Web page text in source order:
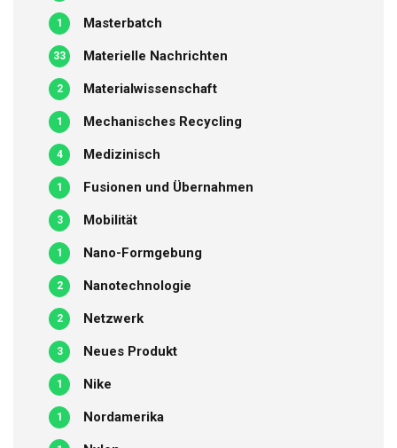
Masterbatch
1
Materielle Nachrichten
33
Materialwissenschaft
2
Mechanisches Recycling
1
Medizinisch
4
Fusionen und Übernahmen
1
Mobilität
3
Nano-Formgebung
1
Nanotechnologie
2
Netzwerk
2
Neues Produkt
3
Nike
1
Nordamerika
1